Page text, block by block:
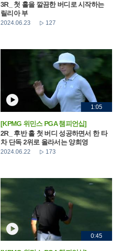
3R_ 첫 홀을 깔끔한 버디로 시작하는
릴리아 부
2024.06.23 127
1:05
[KPMG 위민스 PGA 챔피언십]
2R_ 후반 홀 첫 버디 성공하면서 한 타
차 단독 2위로 올라서는 양희영
2024.06.22 173
0:45